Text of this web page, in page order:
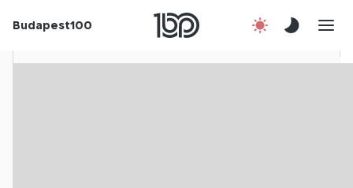
Budapest100 Rólunk
Korábbi évek